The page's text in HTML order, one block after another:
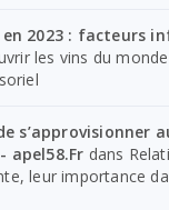
2023 : facteurs
les vins du
s’approvisionner
apel58.Fr dans
leur importance